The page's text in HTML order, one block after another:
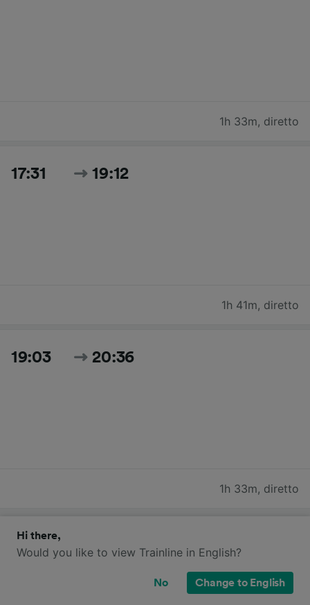
1h 33m, diretto
17:31 19:12
1h 41m, diretto
19:03 20:36
1h 33m, diretto
Hi there,
Would you like to view Trainline in English?
No Change to English